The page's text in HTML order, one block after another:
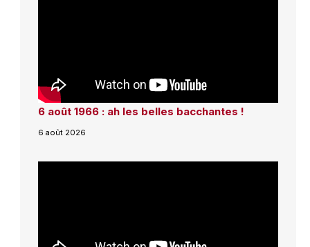
6 août 1966 : ah les belles bacchantes !
6 août 2026